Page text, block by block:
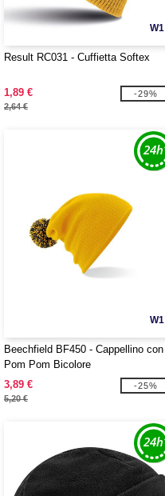
W1
Result RC031 - Cuffietta Softex
1,89 €
2,64 €
-29%
W1
Beechfield BF450 - Cappellino con
Pom Pom Bicolore
3,89 €
5,20 €
-25%